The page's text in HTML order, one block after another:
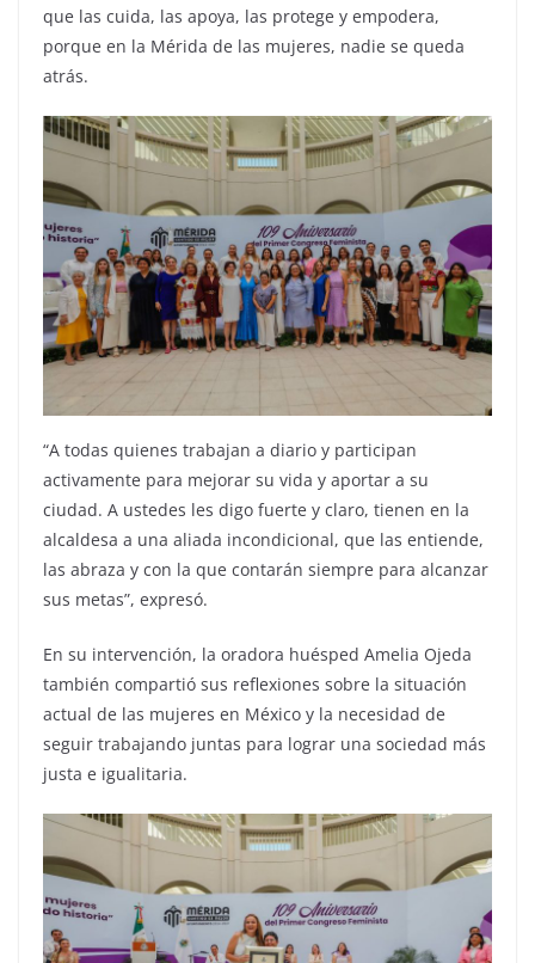
que las cuida, las apoya, las protege y empodera,
porque en la Mérida de las mujeres, nadie se queda
atrás.
“A todas quienes trabajan a diario y participan
activamente para mejorar su vida y aportar a su
ciudad. A ustedes les digo fuerte y claro, tienen en la
alcaldesa a una aliada incondicional, que las entiende,
las abraza y con la que contarán siempre para alcanzar
sus metas”, expresó.
En su intervención, la oradora huésped Amelia Ojeda
también compartió sus reflexiones sobre la situación
actual de las mujeres en México y la necesidad de
seguir trabajando juntas para lograr una sociedad más
justa e igualitaria.